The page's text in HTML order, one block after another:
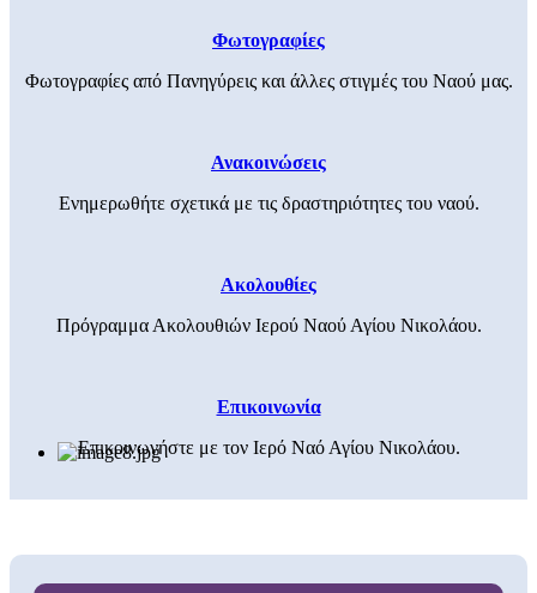
Φωτογραφίες
Φωτογραφίες από Πανηγύρεις και άλλες στιγμές του Ναού μας.
Ανακοινώσεις
Ενημερωθήτε σχετικά με τις δραστηριότητες του ναού.
Ακολουθίες
Πρόγραμμα Ακολουθιών Ιερού Ναού Αγίου Νικολάου.
Επικοινωνία
Επικοινωνήστε με τον Ιερό Ναό Αγίου Νικολάου.